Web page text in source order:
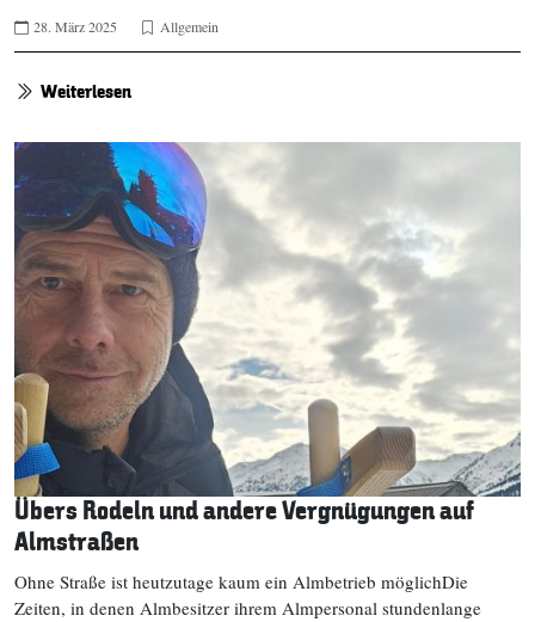
28. März 2025 Allgemein
Weiterlesen
Übers Rodeln und andere Vergnügungen auf
Almstraßen
Ohne Straße ist heutzutage kaum ein Almbetrieb möglichDie
Zeiten, in denen Almbesitzer ihrem Almpersonal stundenlange